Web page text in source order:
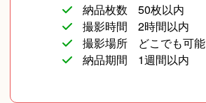
納品枚数
50枚以内
撮影時間
2時間以内
撮影場所
どこでも可能
納品期間
1週間以内